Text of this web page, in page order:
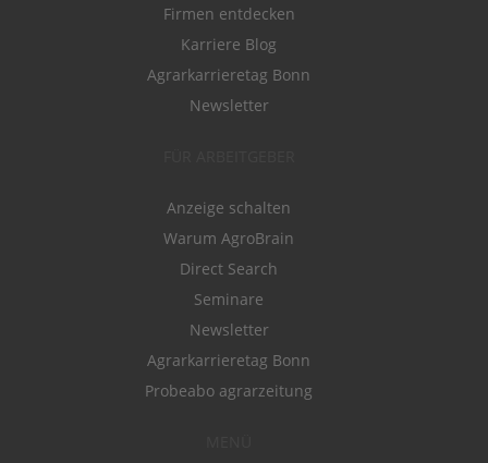
Firmen entdecken
Karriere Blog
Agrarkarrieretag Bonn
Newsletter
Anzeige schalten
Warum AgroBrain
Direct Search
Seminare
Newsletter
Agrarkarrieretag Bonn
Probeabo agrarzeitung